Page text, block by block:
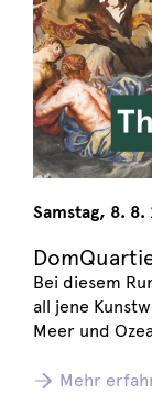
Samstag, 8. 8.
Bei diesem
all jene
Meer und
Mehr